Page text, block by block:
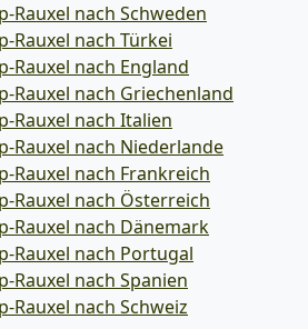
Rauxel nach Schweden
Rauxel nach Türkei
Rauxel nach England
Rauxel nach Griechenland
Rauxel nach Italien
Rauxel nach Niederlande
Rauxel nach Frankreich
Rauxel nach Österreich
Rauxel nach Dänemark
Rauxel nach Portugal
Rauxel nach Spanien
Rauxel nach Schweiz